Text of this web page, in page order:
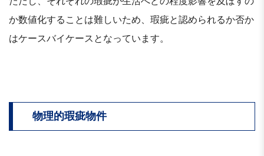
か数値化することは難しいため、瑕疵と認められるか否か
はケースバイケースとなっています。
物理的瑕疵物件